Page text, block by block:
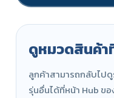
ดูหมวดสินค้า
ลูกค้าสามารถกลับไปดู
รุ่นอื่นได้ที่หน้า Hub ข